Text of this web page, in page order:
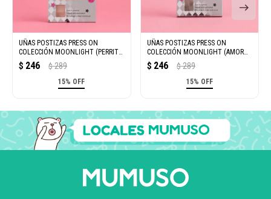
UÑAS POSTIZAS PRESS ON
COLECCIÓN MOONLIGHT (PERRITO
ADORABLE)
$ 246 $ 289
15% OFF
UÑAS POSTIZAS PRESS ON
COLECCIÓN MOONLIGHT (AMOR
PERRUNO)
$ 246 $ 289
15% OFF